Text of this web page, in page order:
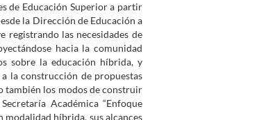
de Educación Superior a partir
la Dirección de Educación a
registrando las necesidades de
hacia la comunidad
sobre la educación híbrida, y
la construcción de propuestas
también los modos de construir
Académica “Enfoque
híbrida, sus alcances